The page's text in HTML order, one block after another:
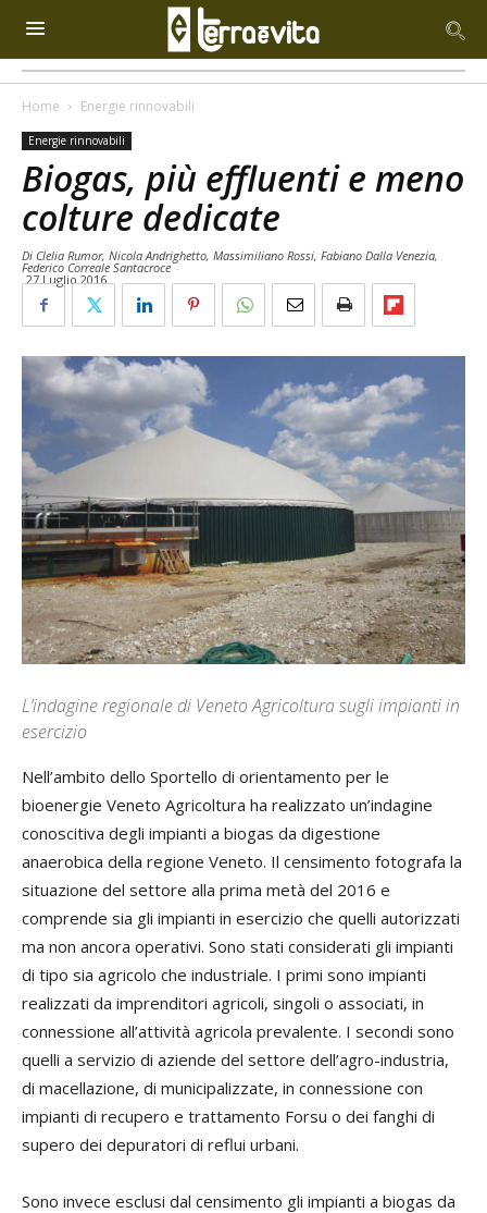
Home Energie rinnovabili
Energie rinnovabili
Biogas, più effluenti e meno
colture dedicate
Di Clelia Rumor, Nicola Andrighetto, Massimiliano Rossi, Fabiano Dalla Venezia,
Federico Correale Santacroce-
27 Luglio 2016
L’indagine regionale di Veneto Agricoltura sugli impianti in
esercizio
Nell’ambito dello Sportello di orientamento per le
bioenergie Veneto Agricoltura ha realizzato un’indagine
conoscitiva degli impianti a biogas da digestione
anaerobica della regione Veneto. Il censimento fotografa la
situazione del settore alla prima metà del 2016 e
comprende sia gli impianti in esercizio che quelli autorizzati
ma non ancora operativi. Sono stati considerati gli impianti
di tipo sia agricolo che industriale. I primi sono impianti
realizzati da imprenditori agricoli, singoli o associati, in
connessione all’attività agricola prevalente. I secondi sono
quelli a servizio di aziende del settore dell’agro-industria,
di macellazione, di municipalizzate, in connessione con
impianti di recupero e trattamento Forsu o dei fanghi di
supero dei depuratori di reflui urbani.
Sono invece esclusi dal censimento gli impianti a biogas da